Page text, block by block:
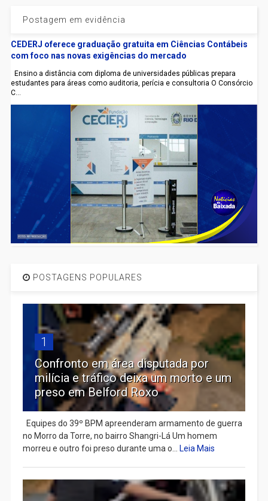
Postagem em evidência
CEDERJ oferece graduação gratuita em Ciências Contábeis
com foco nas novas exigências do mercado
Ensino a distância com diploma de universidades públicas prepara
estudantes para áreas como auditoria, perícia e consultoria O Consórcio
C...
POSTAGENS POPULARES
1
Confronto em área disputada por
milícia e tráfico deixa um morto e um
preso em Belford Roxo
Equipes do 39º BPM apreenderam armamento de guerra
no Morro da Torre, no bairro Shangri-Lá Um homem
morreu e outro foi preso durante uma o...
Leia Mais